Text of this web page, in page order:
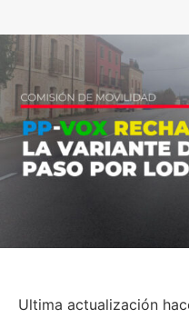
Ultima actualización